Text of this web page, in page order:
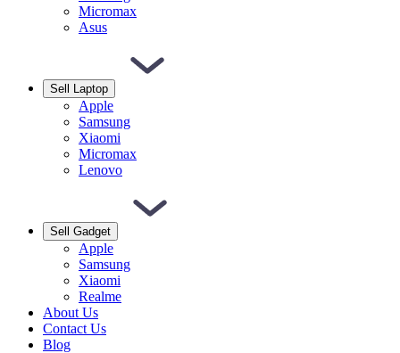
Micromax
Asus
Sell Laptop
Apple
Samsung
Xiaomi
Micromax
Lenovo
Sell Gadget
Apple
Samsung
Xiaomi
Realme
About Us
Contact Us
Blog